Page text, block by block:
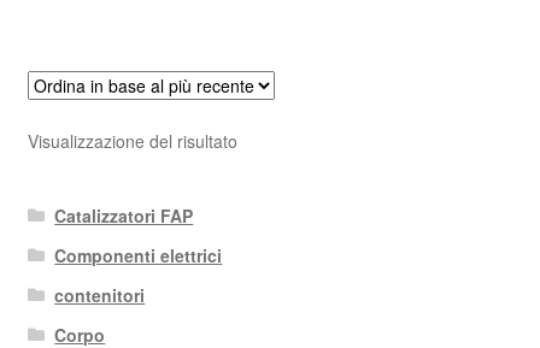
Visualizzazione del risultato
Catalizzatori FAP
Componenti elettrici
contenitori
Corpo